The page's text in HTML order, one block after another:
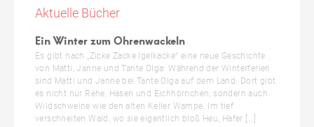
Aktuelle Bücher
Ein Winter zum Ohrenwackeln
Es gibt nach „Zicke Zacke Igelkacke“ eine neue Geschichte
von Matti, Janne und Tante Olga: Während der Winterferien
sind Matti und Janne bei Tante Olga auf dem Land. Dort gibt
es nicht nur Rehe, Hasen und Eichhörnchen, sondern auch
Wildschweine wie den alten Keiler Wampe. Im tief
verschneiten Wald, wo sie eigentlich bloß Heu, Hafer […]